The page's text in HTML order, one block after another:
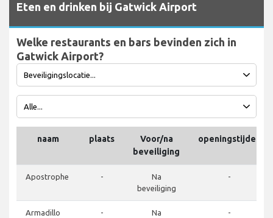
Eten en drinken bij Gatwick Airport
Welke restaurants en bars bevinden zich in
Gatwick Airport?
naam plaats
Voor/na
beveiliging
openingstijden
Apostrophe -
Na
beveiliging
-
Armadillo -
Na
-